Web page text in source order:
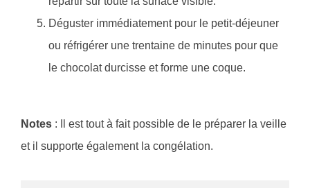
Déguster immédiatement pour le petit-déjeuner
ou réfrigérer une trentaine de minutes pour que
le chocolat durcisse et forme une coque.
Notes : Il est tout à fait possible de le préparer la veille
et il supporte également la congélation.